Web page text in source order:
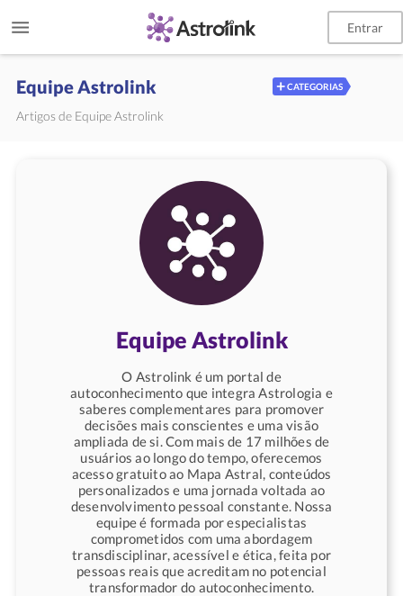
Entrar
Equipe Astrolink
Artigos de Equipe Astrolink
+CATEGORIAS
Equipe Astrolink
O Astrolink é um portal de
autoconhecimento que integra Astrologia e
saberes complementares para promover
decisões mais conscientes e uma visão
ampliada de si. Com mais de 17 milhões de
usuários ao longo do tempo, oferecemos
acesso gratuito ao Mapa Astral, conteúdos
personalizados e uma jornada voltada ao
desenvolvimento pessoal constante. Nossa
equipe é formada por especialistas
comprometidos com uma abordagem
transdisciplinar, acessível e ética, feita por
pessoas reais que acreditam no potencial
transformador do autoconhecimento.